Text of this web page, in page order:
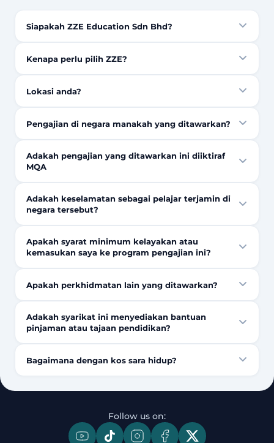
Siapakah ZZE Education Sdn Bhd?
Kenapa perlu pilih ZZE?
Lokasi anda?
Pengajian di negara manakah yang ditawarkan?
Adakah pengajian yang ditawarkan ini diiktiraf
MQA
Adakah keselamatan sebagai pelajar terjamin di
negara tersebut?
Apakah syarat minimum kelayakan atau
kemasukan saya ke program pengajian ini?
Apakah perkhidmatan lain yang ditawarkan?
Adakah syarikat ini menyediakan bantuan
pinjaman atau tajaan pendidikan?
Bagaimana dengan kos sara hidup?
Follow us on: